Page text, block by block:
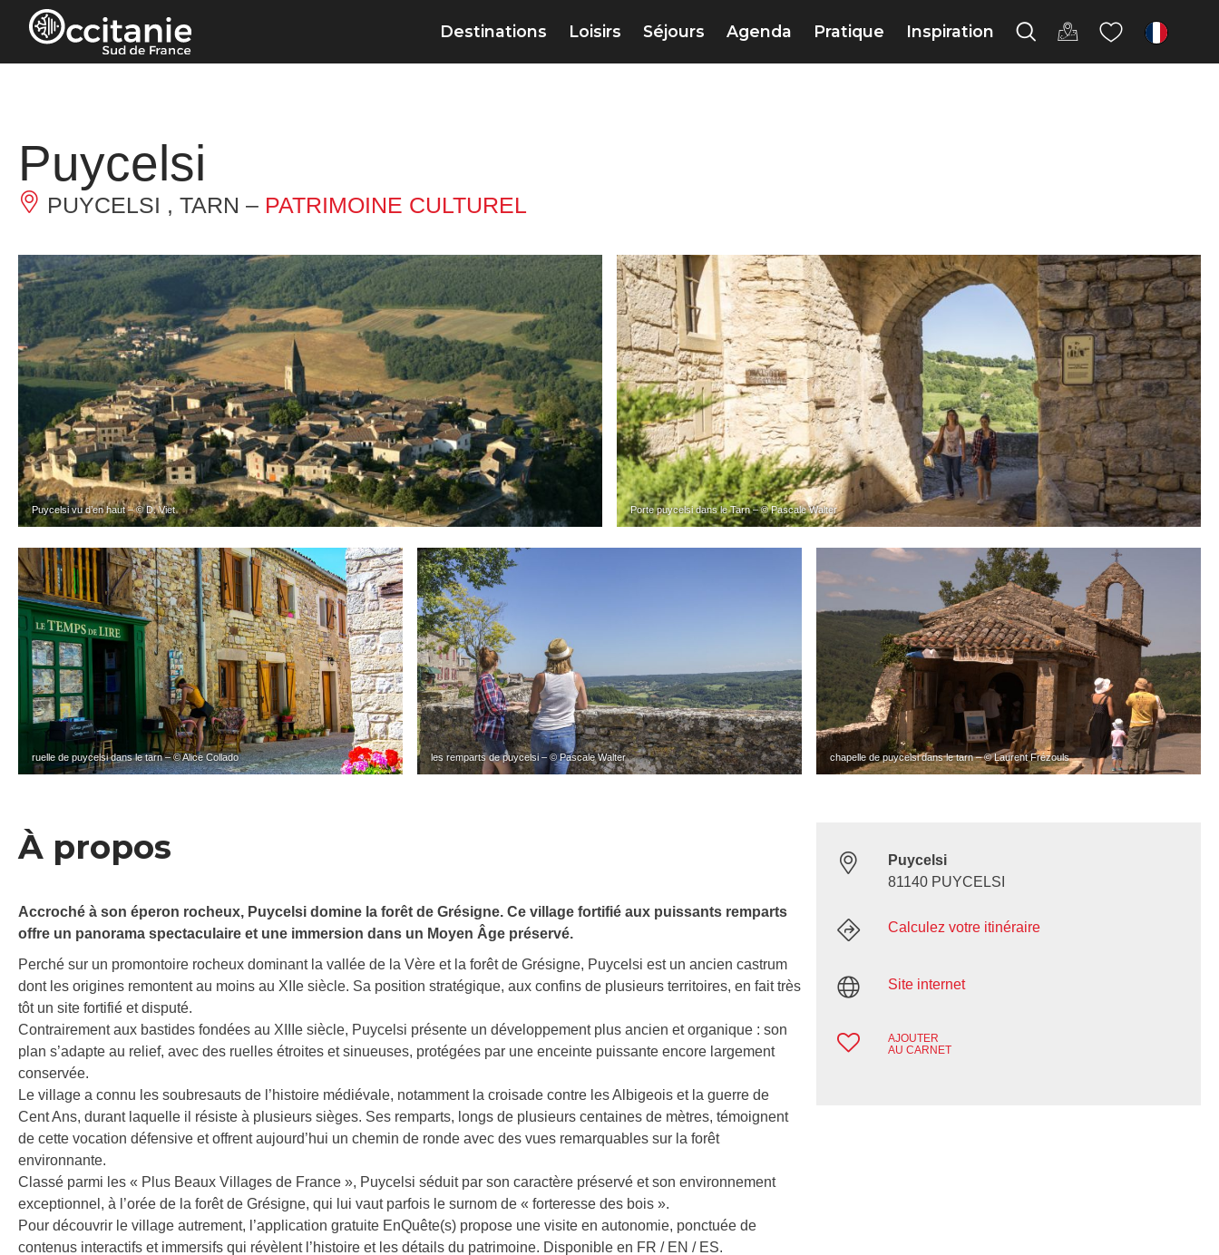
Panneau de gestion des cookies
Destinations Loisirs Séjours Agenda Pratique Inspiration fr
Puycelsi
PUYCELSI , TARN – PATRIMOINE CULTUREL
Puycelsi vu d’en haut – © D. Viet Porte puycelsi dans le Tarn – © Pascale Walter
ruelle de puycelsi dans le tarn – © Alice Collado les remparts de puycelsi – © Pascale Walter chapelle de puycelsi dans le tarn – © Laurent Frézouls
À propos
Accroché à son éperon rocheux, Puycelsi domine la forêt de Grésigne. Ce village fortifié aux puissants remparts
offre un panorama spectaculaire et une immersion dans un Moyen Âge préservé.
Perché sur un promontoire rocheux dominant la vallée de la Vère et la forêt de Grésigne, Puycelsi est un ancien castrum
dont les origines remontent au moins au XIIe siècle. Sa position stratégique, aux confins de plusieurs territoires, en fait très
tôt un site fortifié et disputé.
Contrairement aux bastides fondées au XIIIe siècle, Puycelsi présente un développement plus ancien et organique : son
plan s’adapte au relief, avec des ruelles étroites et sinueuses, protégées par une enceinte puissante encore largement
conservée.
Le village a connu les soubresauts de l’histoire médiévale, notamment la croisade contre les Albigeois et la guerre de
Cent Ans, durant laquelle il résiste à plusieurs sièges. Ses remparts, longs de plusieurs centaines de mètres, témoignent
de cette vocation défensive et offrent aujourd’hui un chemin de ronde avec des vues remarquables sur la forêt
environnante.
Classé parmi les « Plus Beaux Villages de France », Puycelsi séduit par son caractère préservé et son environnement
exceptionnel, à l’orée de la forêt de Grésigne, qui lui vaut parfois le surnom de « forteresse des bois ».
Pour découvrir le village autrement, l’application gratuite EnQuête(s) propose une visite en autonomie, ponctuée de
contenus interactifs et immersifs qui révèlent l’histoire et les détails du patrimoine. Disponible en FR / EN / ES.
Puycelsi
81140 PUYCELSI
Calculez votre itinéraire
Site internet
AJOUTER
AU CARNET